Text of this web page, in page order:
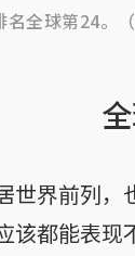
全球第24。（
世界前列
都能表现